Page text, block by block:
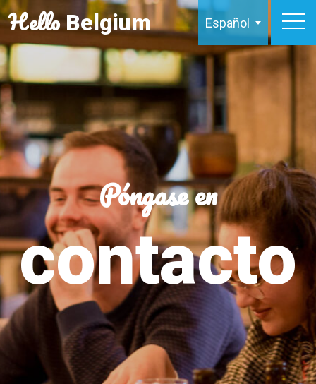
HelloBelgium Español
Póngase en
contacto